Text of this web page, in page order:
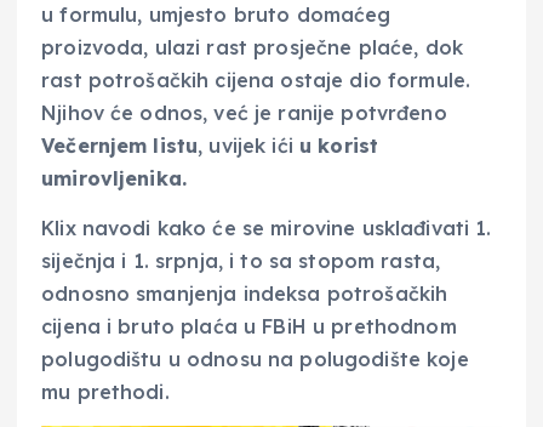
u formulu, umjesto bruto domaćeg
proizvoda, ulazi rast prosječne plaće, dok
rast potrošačkih cijena ostaje dio formule.
Njihov će odnos, već je ranije potvrđeno
Večernjem listu, uvijek ići u korist
umirovljenika.
Klix navodi kako će se mirovine usklađivati 1.
siječnja i 1. srpnja, i to sa stopom rasta,
odnosno smanjenja indeksa potrošačkih
cijena i bruto plaća u FBiH u prethodnom
polugodištu u odnosu na polugodište koje
mu prethodi.